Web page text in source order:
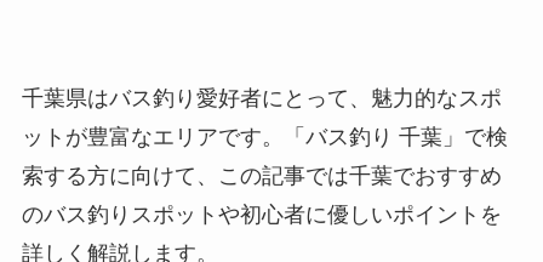
千葉県はバス釣り愛好者にとって、魅力的なスポ
ットが豊富なエリアです。「バス釣り 千葉」で検
索する方に向けて、この記事では千葉でおすすめ
のバス釣りスポットや初心者に優しいポイントを
詳しく解説します。